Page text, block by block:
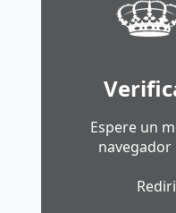
Espere un